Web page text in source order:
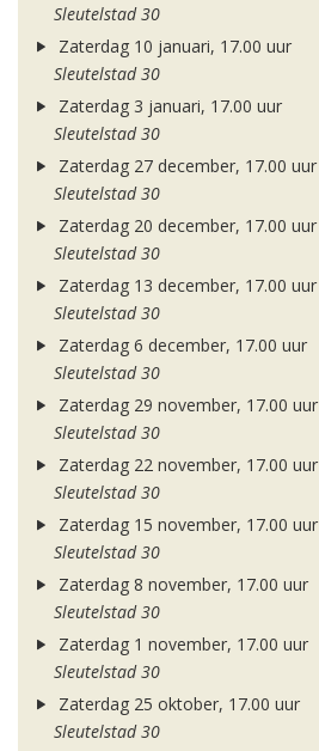
Sleutelstad 30
Zaterdag 10 januari, 17.00 uur
Sleutelstad 30
Zaterdag 3 januari, 17.00 uur
Sleutelstad 30
Zaterdag 27 december, 17.00 uur
Sleutelstad 30
Zaterdag 20 december, 17.00 uur
Sleutelstad 30
Zaterdag 13 december, 17.00 uur
Sleutelstad 30
Zaterdag 6 december, 17.00 uur
Sleutelstad 30
Zaterdag 29 november, 17.00 uur
Sleutelstad 30
Zaterdag 22 november, 17.00 uur
Sleutelstad 30
Zaterdag 15 november, 17.00 uur
Sleutelstad 30
Zaterdag 8 november, 17.00 uur
Sleutelstad 30
Zaterdag 1 november, 17.00 uur
Sleutelstad 30
Zaterdag 25 oktober, 17.00 uur
Sleutelstad 30